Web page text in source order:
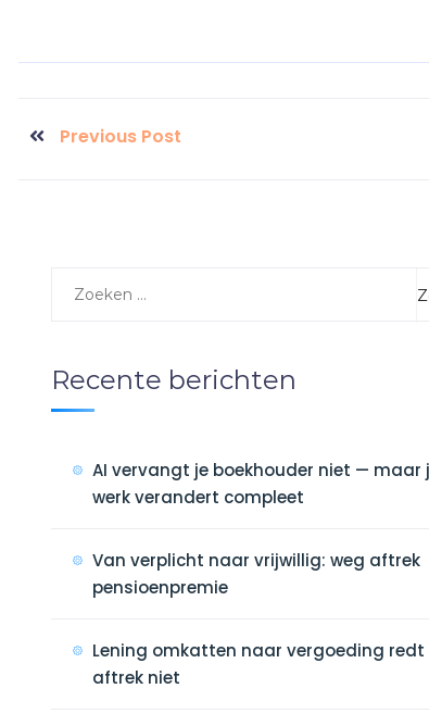
Previous Post
Recente berichten
AI vervangt je boekhouder niet — maar
werk verandert compleet
Van verplicht naar vrijwillig: weg aftrek
pensioenpremie
Lening omkatten naar vergoeding redt
aftrek niet